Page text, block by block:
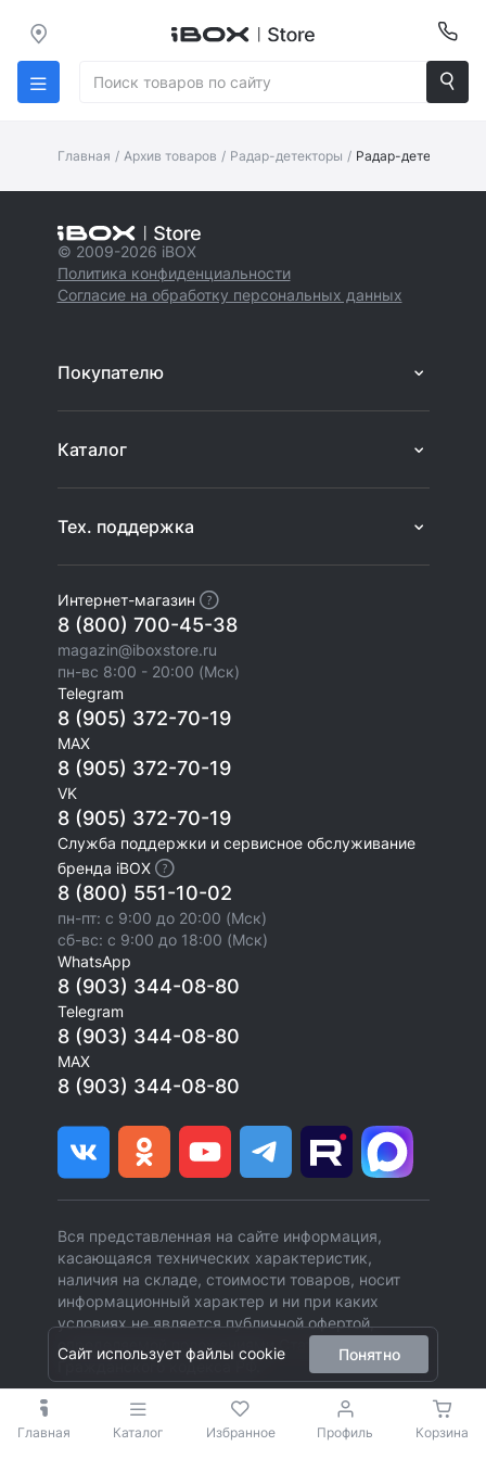
Главная / Архив товаров / Радар-детекторы / Радар-детектор
Главная Каталог Избранное Профиль Корзина
Сайт использует файлы cookie Понятно
© 2009-2026 iBOX
Политика конфиденциальности
Согласие на обработку персональных данных
Покупателю
Каталог
Тех. поддержка
Интернет-магазин
8 (800) 700-45-38
magazin@iboxstore.ru
пн-вс 8:00 - 20:00 (Мск)
Telegram
8 (905) 372-70-19
MAX
8 (905) 372-70-19
VK
8 (905) 372-70-19
Служба поддержки и сервисное обслуживание
бренда iBOX
8 (800) 551-10-02
пн-пт: с 9:00 до 20:00 (Мск)
сб-вс: с 9:00 до 18:00 (Мск)
WhatsApp
8 (903) 344-08-80
Telegram
8 (903) 344-08-80
MAX
8 (903) 344-08-80
Вся представленная на сайте информация,
касающаяся технических характеристик,
наличия на складе, стоимости товаров, носит
информационный характер и ни при каких
условиях не является публичной офертой,
определяемой положениями Статьи 437 (2)
Гражданского кодекса РФ.